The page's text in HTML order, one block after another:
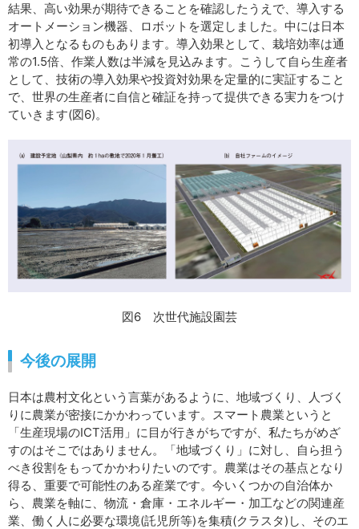
結果、高い効果が期待できることを確認したうえで、導入する
オートメーション機器、ロボットを選定しました。中には日本
初導入となるものもあります。導入効果として、栽培効率は通
常の1.5倍、作業人数は半減を見込みます。こうして自ら生産者
として、技術の導入効果や投資対効果を定量的に実証すること
で、世界の生産者に自信と確証を持って提供できる実力をつけ
ていきます(図6)。
図6 次世代施設園芸
今後の展開
日本は農村文化という言葉があるように、地域づくり、人づく
りに農業が密接にかかわっています。スマート農業というと
「生産現場のICT活用」に目が行きがちですが、私たちがめざ
すのはそこではありません。「地域づくり」に対し、自ら担う
べき役割をもってかかわりたいのです。農業はその基点となり
得る、重要で可能性のある産業です。今いくつかの自治体か
ら、農業を軸に、物流・倉庫・エネルギー・加工などの関連産
業、働く人に必要な環境(託児所等)を集積(クラスタ)し、そのエ